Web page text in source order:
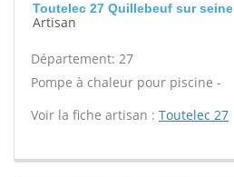
Toutelec 27 Quillebeuf sur seine
Artisan
Département: 27
Pompe à chaleur pour piscine -
Voir la fiche artisan : Toutelec 27